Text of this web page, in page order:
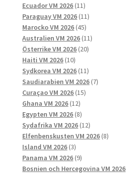
Ecuador VM 2026 1111
produkter
Paraguay VM 2026 1111
Marocko VM 2026 4545
produkter
Australien VM 2026 1111
Österrike VM 2026 2020
Haiti VM 2026 1010
produkter
Sydkorea VM 2026 1111
produkter
Saudiarabien VM 2026 77
Curaçao VM 2026 1515
Ghana VM 2026 1212
produkter
Egypten VM 2026 88
produkter
Sydafrika VM 2026 1212
produkter
Elfenbenskusten VM 2026 88
Island VM 2026 33
produkter
Panama VM 2026 99
produkter
Bosnien och Hercegovina VM 2026